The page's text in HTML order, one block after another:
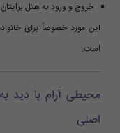
خروج و ورود به هتل
این مورد خصوصاً برای
است.
محیطی آرام با دید
اصلی